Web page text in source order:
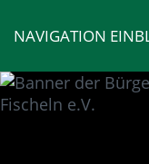
NAVIGATION